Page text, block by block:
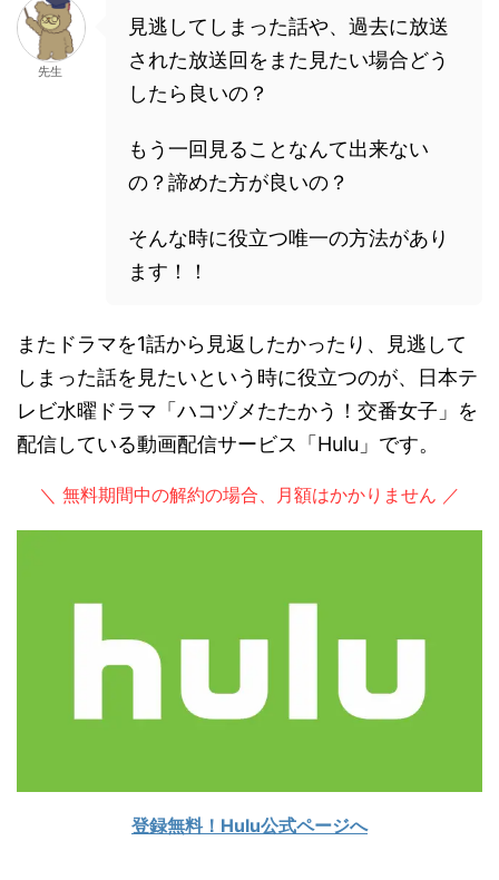
先生
見逃してしまった話や、過去に放送
された放送回をまた見たい場合どう
したら良いの？
もう一回見ることなんて出来ない
の？諦めた方が良いの？
そんな時に役立つ唯一の方法があり
ます！！
またドラマを1話から見返したかったり、見逃して
しまった話を見たいという時に役立つのが、日本テ
レビ水曜ドラマ「ハコヅメたたかう！交番女子」を
配信している動画配信サービス「Hulu」です。
＼ 無料期間中の解約の場合、月額はかかりません ／
登録無料！Hulu公式ページへ